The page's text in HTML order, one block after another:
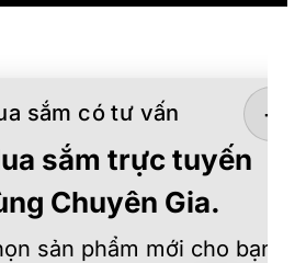
sắm có tư vấn
sắm trực tuyến
Chuyên Gia.
sản phẩm mới cho bạn
+